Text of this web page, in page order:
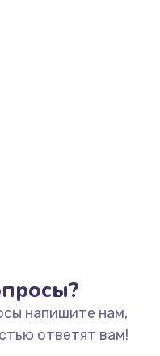
напишите нам,
ответят вам!